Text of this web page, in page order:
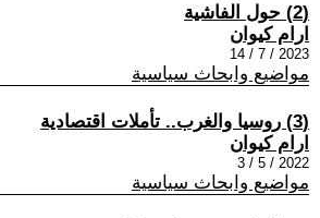
(2) حول الفاشية
ارام كيوان
2023 / 7 / 14
مواضيع وابحاث سياسية
(3) روسيا والغرب.. تأملات اقتصادية
ارام كيوان
2022 / 5 / 3
مواضيع وابحاث سياسية